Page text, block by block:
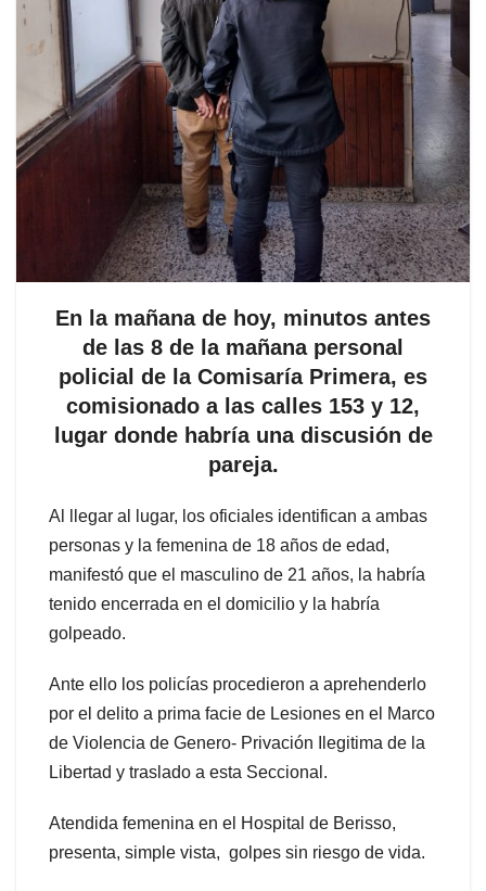
En la mañana de hoy, minutos antes
de las 8 de la mañana personal
policial de la Comisaría Primera, es
comisionado a las calles 153 y 12,
lugar donde habría una discusión de
pareja.
Al llegar al lugar, los oficiales identifican a ambas
personas y la femenina de 18 años de edad,
manifestó que el masculino de 21 años, la habría
tenido encerrada en el domicilio y la habría
golpeado.
Ante ello los policías procedieron a aprehenderlo
por el delito a prima facie de Lesiones en el Marco
de Violencia de Genero- Privación Ilegitima de la
Libertad y traslado a esta Seccional.
Atendida femenina en el Hospital de Berisso,
presenta, simple vista, golpes sin riesgo de vida.